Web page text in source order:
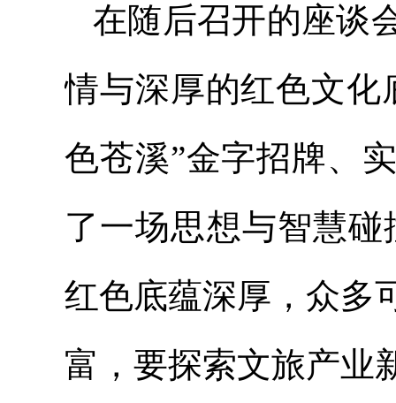
在随后召开的座谈
情与深厚的红色文化
色苍溪”金字招牌、
了一场思想与智慧
红色底蕴深厚，众多
富，要探索文旅产业